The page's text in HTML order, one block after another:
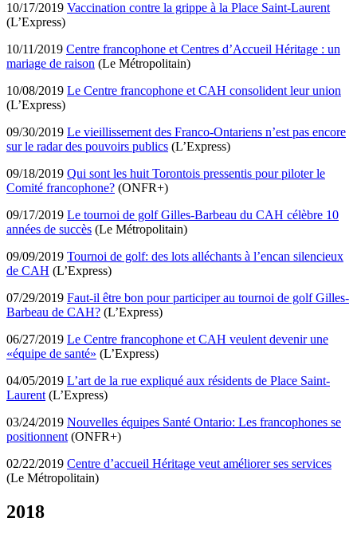
10/17/2019 Vaccination contre la grippe à la Place Saint-Laurent
(L’Express)
10/11/2019 Centre francophone et Centres d’Accueil Héritage : un
mariage de raison (Le Métropolitain)
10/08/2019 Le Centre francophone et CAH consolident leur union
(L’Express)
09/30/2019 Le vieillissement des Franco-Ontariens n’est pas encore
sur le radar des pouvoirs publics (L’Express)
09/18/2019 Qui sont les huit Torontois pressentis pour piloter le
Comité francophone? (ONFR+)
09/17/2019 Le tournoi de golf Gilles-Barbeau du CAH célèbre 10
années de succès (Le Métropolitain)
09/09/2019 Tournoi de golf: des lots alléchants à l’encan silencieux
de CAH (L’Express)
07/29/2019 Faut-il être bon pour participer au tournoi de golf Gilles-
Barbeau de CAH? (L’Express)
06/27/2019 Le Centre francophone et CAH veulent devenir une
«équipe de santé» (L’Express)
04/05/2019 L’art de la rue expliqué aux résidents de Place Saint-
Laurent(L’Express)
03/24/2019 Nouvelles équipes Santé Ontario: Les francophones se
positionnent(ONFR+)
02/22/2019 Centre d’accueil Héritage veut améliorer ses services
(Le Métropolitain)
2018